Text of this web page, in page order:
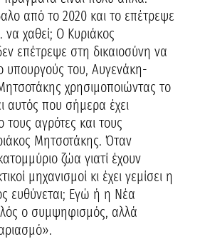
από το 2020 και το επέτρεψε
χαθεί; Ο Κυριάκος
επέτρεψε στη δικαιοσύνη να
υπουργούς του, Αυγενάκη-
χρησιμοποιώντας το
αυτός που σήμερα έχει
αγρότες και τους
Μητσοτάκης. Όταν
ζώα γιατί έχουν
μηχανισμοί κι έχει γεμίσει η
ευθύνεται; Εγώ ή η Νέα
ο συμψηφισμός, αλλά